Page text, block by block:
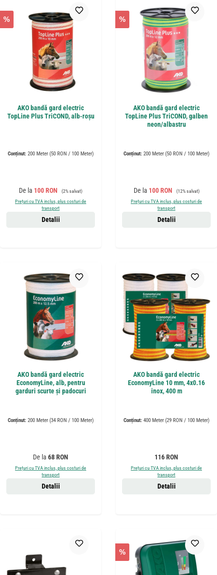
%
AKO bandă gard electric
TopLine Plus TriCOND, alb-roșu
Conținut: 200 Meter (50 RON / 100 Meter)
Preț de vânzare:
De la 100 RON Preț obișnuit:
(2% salvat)
Prețuri cu TVA inclus, plus costuri de
transport
Detalii
%
AKO bandă gard electric
TopLine Plus TriCOND, galben
neon/albastru
Conținut: 200 Meter (50 RON / 100 Meter)
Preț de vânzare:
De la 100 RON Preț obișnuit:
(12% salvat)
Prețuri cu TVA inclus, plus costuri de
transport
Detalii
AKO bandă gard electric
EconomyLine, alb, pentru
garduri scurte și padocuri
Conținut: 200 Meter (34 RON / 100 Meter)
Preț obișnuit:
De la 68 RON
Prețuri cu TVA inclus, plus costuri de
transport
Detalii
AKO bandă gard electric
EconomyLine 10 mm, 4x0.16
inox, 400 m
Conținut: 400 Meter (29 RON / 100 Meter)
Preț obișnuit:
116 RON
Prețuri cu TVA inclus, plus costuri de
transport
Detalii
%